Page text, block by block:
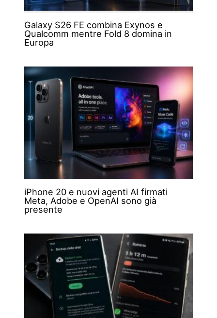
Galaxy S26 FE combina Exynos e
Qualcomm mentre Fold 8 domina in
Europa
iPhone 20 e nuovi agenti AI firmati
Meta, Adobe e OpenAI sono già
presente